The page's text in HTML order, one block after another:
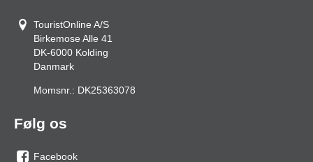
TouristOnline A/S
Birkemose Alle 41
DK-6000 Kolding
Danmark
Momsnr.: DK25363078
Følg os
Facebook